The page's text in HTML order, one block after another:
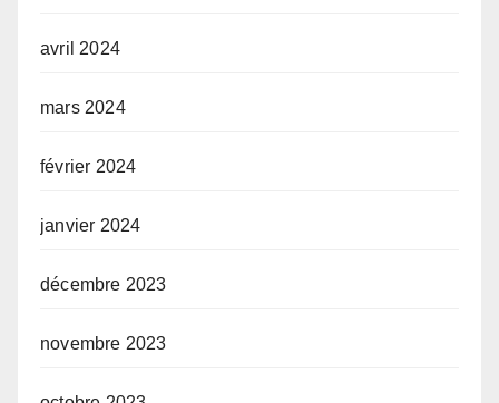
avril 2024
mars 2024
février 2024
janvier 2024
décembre 2023
novembre 2023